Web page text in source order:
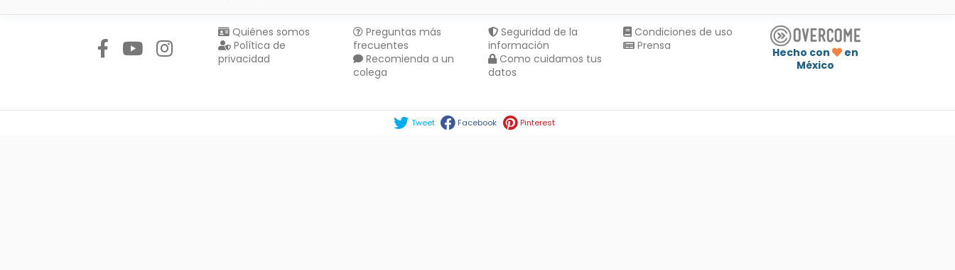
Quiénes somos
Política de
privacidad
Preguntas más
frecuentes
Recomienda a un
colega
Seguridad de la
información
Como cuidamos tus
datos
Condiciones de uso
Prensa
Hecho con
en
México
Tweet Facebook Pinterest